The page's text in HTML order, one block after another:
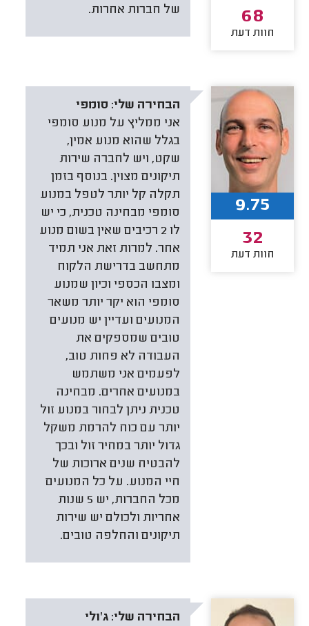
של חברות אחרות.
68
חוות דעת
הבחירה שלי: סומפי
אני ממליץ על מנוע סומפי
בגלל שהוא מנוע אמין,
שקט, ויש לחברה שירות
תיקונים מצוין. בנוסף בזמן
תקלה קל יותר לטפל במנוע
סומפי מבחינה טכנית, כי יש
לו 2 רכיבים שאין בשום מנוע
אחר. למרות זאת אני תמיד
מתחשב בדרישת הלקוח
ומצבו הכספי וכיון שמנוע
סומפי הוא יקר יותר משאר
המנועים ועדיין יש מנועים
טובים שמספקים את
העבודה לא פחות טוב,
לפעמים אני משתמש
במנועים אחרים. מבחינה
טכנית ניתן לבחור במנוע זול
יותר עם כוח להרמת משקל
גדול יותר במחיר זול ובכך
להבטיח שנים ארוכות של
חיי המנוע. על כל המנועים
מכל החברות, יש 5 שנות
אחריות ולכולם יש שירות
תיקונים והחלפה טובים.
9.75
32
חוות דעת
הבחירה שלי: ג'ולי